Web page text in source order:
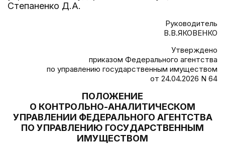
Степаненко Д.А.
Руководитель
В.В.ЯКОВЕНКО
Утверждено
приказом Федерального агентства
по управлению государственным имуществом
от 24.04.2026 N 64
ПОЛОЖЕНИЕ
О КОНТРОЛЬНО-АНАЛИТИЧЕСКОМ
УПРАВЛЕНИИ ФЕДЕРАЛЬНОГО АГЕНТСТВА
ПО УПРАВЛЕНИЮ ГОСУДАРСТВЕННЫМ
ИМУЩЕСТВОМ